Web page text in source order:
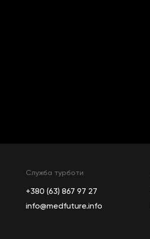
Служба турботи
+380 (63) 867 97 27
info@medfuture.info